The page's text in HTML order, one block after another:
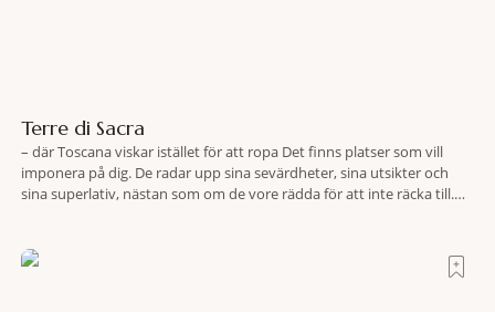
Terre di Sacra
– där Toscana viskar istället för att ropa Det finns platser som vill
imponera på dig. De radar upp sina sevärdheter, sina utsikter och
sina superlativ, nästan som om de vore rädda för att inte räcka till.